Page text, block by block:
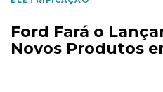
Ford Fará o
Novos Produtos